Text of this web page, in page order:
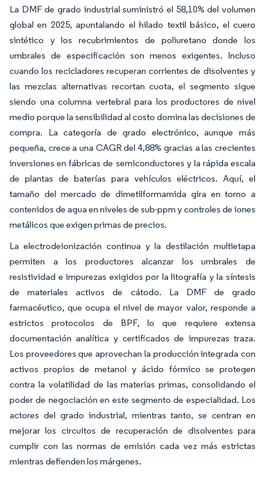
La DMF de grado industrial suministró el 58,10% del volumen
global en 2025, apuntalando el hilado textil básico, el cuero
sintético y los recubrimientos de poliuretano donde los
umbrales de especificación son menos exigentes. Incluso
cuando los recicladores recuperan corrientes de disolventes y
las mezclas alternativas recortan cuota, el segmento sigue
siendo una columna vertebral para los productores de nivel
medio porque la sensibilidad al costo domina las decisiones de
compra. La categoría de grado electrónico, aunque más
pequeña, crece a una CAGR del 4,88% gracias a las crecientes
inversiones en fábricas de semiconductores y la rápida escala
de plantas de baterías para vehículos eléctricos. Aquí, el
tamaño del mercado de dimetilformamida gira en torno a
contenidos de agua en niveles de sub-ppm y controles de iones
metálicos que exigen primas de precios.
La electrodeionización continua y la destilación multietapa
permiten a los productores alcanzar los umbrales de
resistividad e impurezas exigidos por la litografía y la síntesis
de materiales activos de cátodo. La DMF de grado
farmacéutico, que ocupa el nivel de mayor valor, responde a
estrictos protocolos de BPF, lo que requiere extensa
documentación analítica y certificados de impurezas traza.
Los proveedores que aprovechan la producción integrada con
activos propios de metanol y ácido fórmico se protegen
contra la volatilidad de las materias primas, consolidando el
poder de negociación en este segmento de especialidad. Los
actores del grado industrial, mientras tanto, se centran en
mejorar los circuitos de recuperación de disolventes para
cumplir con las normas de emisión cada vez más estrictas
mientras defienden los márgenes.